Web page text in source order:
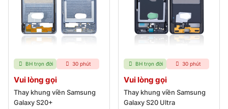
BH trọn đời 30 phút
Vui lòng gọi
Thay khung viền Samsung
Galaxy S20+
BH trọn đời 30 phút
Vui lòng gọi
Thay khung viền Samsung
Galaxy S20 Ultra